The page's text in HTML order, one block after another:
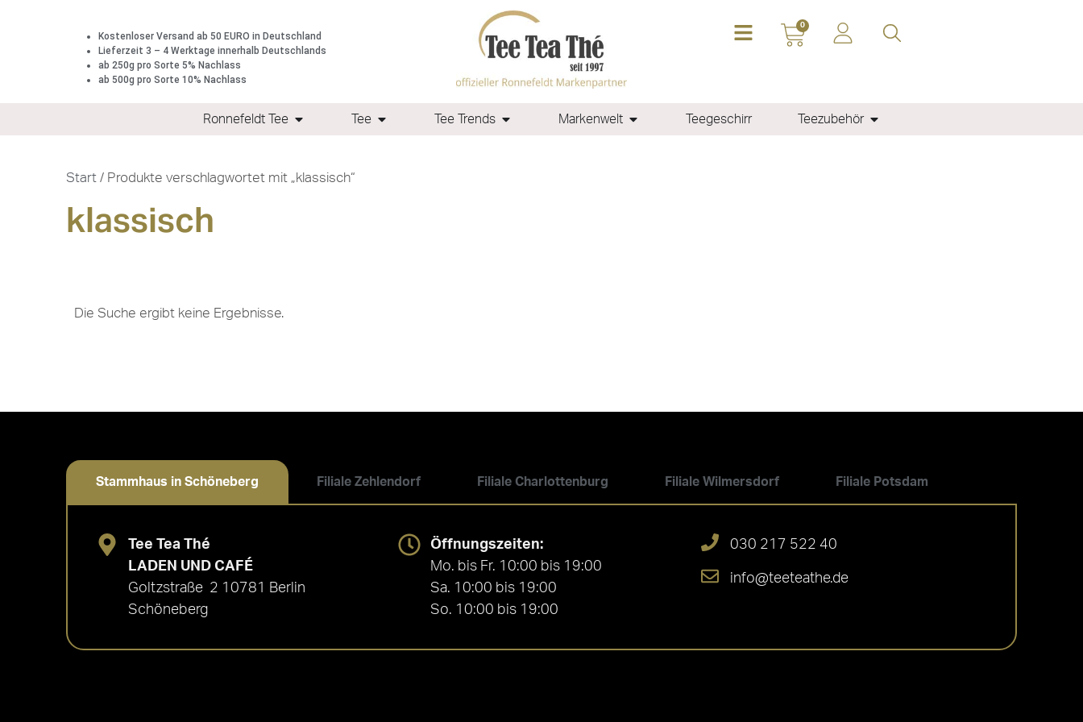
Kostenloser Versand ab 50 EURO in Deutschland
Lieferzeit 3 – 4 Werktage innerhalb Deutschlands
ab 250g pro Sorte 5% Nachlass
ab 500g pro Sorte 10% Nachlass
0
Ronnefeldt Tee Tee Tee Trends Markenwelt Teegeschirr Teezubehör
Start / Produkte verschlagwortet mit „klassisch“
klassisch
Die Suche ergibt keine Ergebnisse.
Stammhaus in Schöneberg Filiale Zehlendorf Filiale Charlottenburg Filiale Wilmersdorf Filiale Potsdam
Tee Tea Thé
LADEN UND CAFÉ
Goltzstraße 2 10781 Berlin
Schöneberg
Öffnungszeiten:
Mo. bis Fr. 10:00 bis 19:00
Sa. 10:00 bis 19:00
So. 10:00 bis 19:00
030 217 522 40
info@teeteathe.de